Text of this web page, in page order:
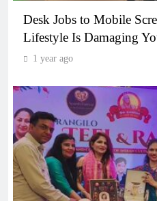
Desk Jobs to Mobile
Lifestyle Is Damaging
1 year ago